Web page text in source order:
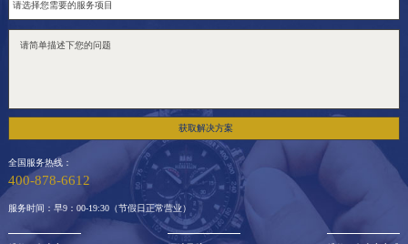
获取解决方案
全国服务热线：
400-878-6612
服务时间：早9：00-19:30（节假日正常营业）